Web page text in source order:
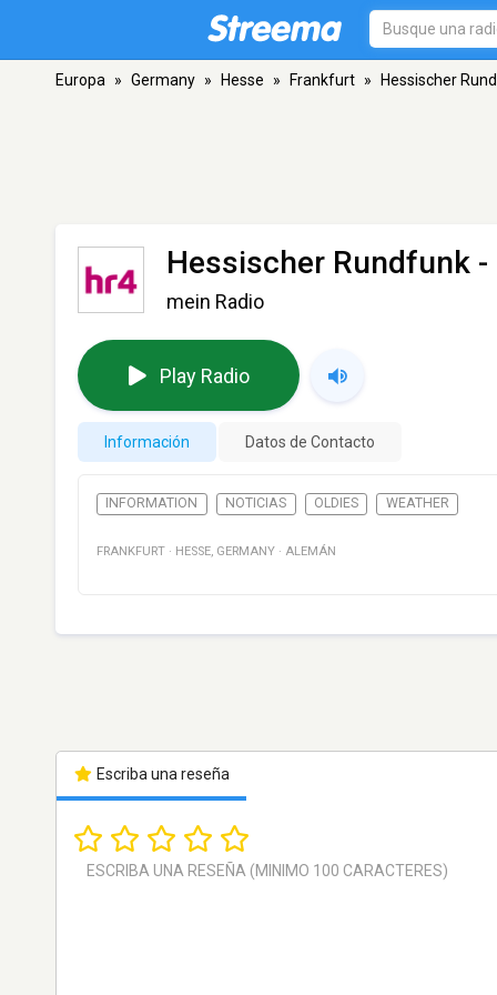
Europa » Germany » Hesse » Frankfurt » Hessischer
Hessischer Rundfunk -
mein Radio
Play Radio
Información Datos de Contacto
INFORMATION NOTICIAS OLDIES WEATHER
FRANKFURT · HESSE, GERMANY · ALEMÁN
Escriba una reseña